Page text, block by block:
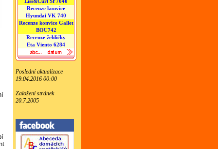
Recenze konvice
Hyundai VK 740
Recenze konvice Gallet
BOU742
Recenze žehličky
Eta Viento 6284
Poslední aktualizace
19.04.2016 00:00
Založení stránek
20.7.2005